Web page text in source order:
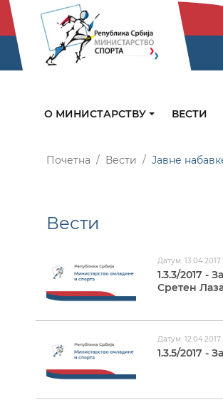
О МИНИСТАРСТВУ ВЕСТИ
Почетна Вести Јавне
Вести
Датум: 13.04.2017
1.3.3/2017 -
Сретен
Датум: 12.04.2017
1.3.5/2017 -